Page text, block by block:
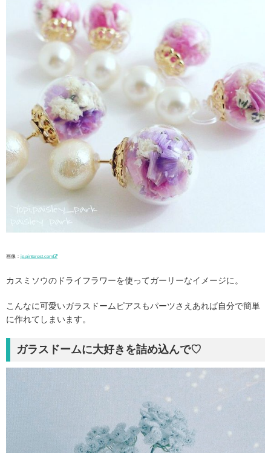
画像： jp.pinterest.com
カスミソウのドライフラワーを使ってガーリーなイメージに。
こんなに可愛いガラスドームピアスもパーツさえあれば自分で簡単
に作れてしまいます。
ガラスドームに大好きを詰め込んで♡